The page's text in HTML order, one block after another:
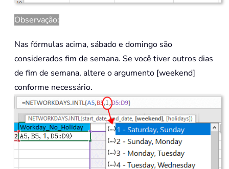
Observação:
Nas fórmulas acima, sábado e domingo são
considerados fim de semana. Se você tiver outros dias
de fim de semana, altere o argumento [weekend]
conforme necessário.